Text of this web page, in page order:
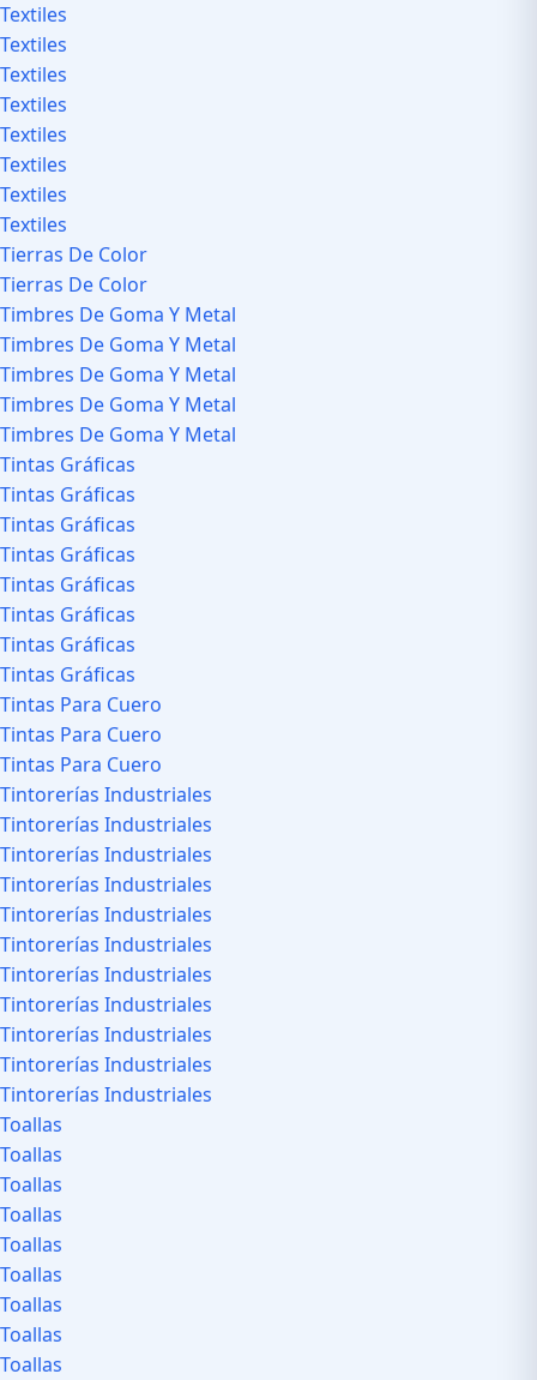
Textiles
Textiles
Textiles
Textiles
Textiles
Textiles
Textiles
Textiles
Tierras De Color
Tierras De Color
Timbres De Goma Y Metal
Timbres De Goma Y Metal
Timbres De Goma Y Metal
Timbres De Goma Y Metal
Timbres De Goma Y Metal
Tintas Gráficas
Tintas Gráficas
Tintas Gráficas
Tintas Gráficas
Tintas Gráficas
Tintas Gráficas
Tintas Gráficas
Tintas Gráficas
Tintas Para Cuero
Tintas Para Cuero
Tintas Para Cuero
Tintorerías Industriales
Tintorerías Industriales
Tintorerías Industriales
Tintorerías Industriales
Tintorerías Industriales
Tintorerías Industriales
Tintorerías Industriales
Tintorerías Industriales
Tintorerías Industriales
Tintorerías Industriales
Tintorerías Industriales
Toallas
Toallas
Toallas
Toallas
Toallas
Toallas
Toallas
Toallas
Toallas